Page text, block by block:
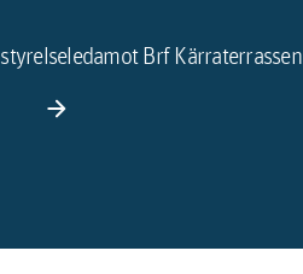
Brf Kärraterrassen
arrow_forward